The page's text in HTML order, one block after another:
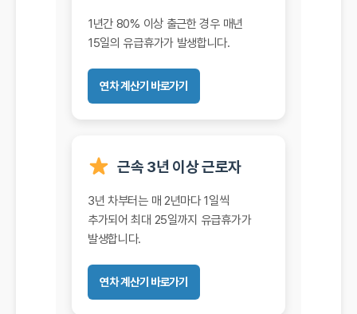
1년간 80% 이상 출근한 경우 매년
15일의 유급휴가가 발생합니다.
연차 계산기 바로가기
근속 3년 이상 근로자
3년 차부터는 매 2년마다 1일씩
추가되어 최대 25일까지 유급휴가가
발생합니다.
연차 계산기 바로가기